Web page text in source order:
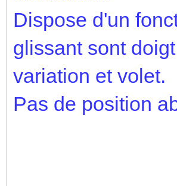
Dispose d'un
glissant sont
variation et volet.
Pas de position